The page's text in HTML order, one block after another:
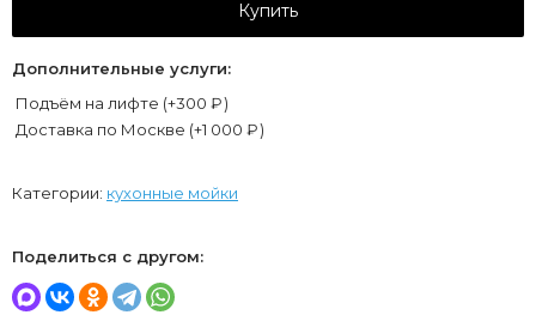
Купить
Дополнительные услуги:
Подъём на лифте (+300 ₽)
Доставка по Москве (+1 000 ₽)
Категории: кухонные мойки
Поделиться с другом: